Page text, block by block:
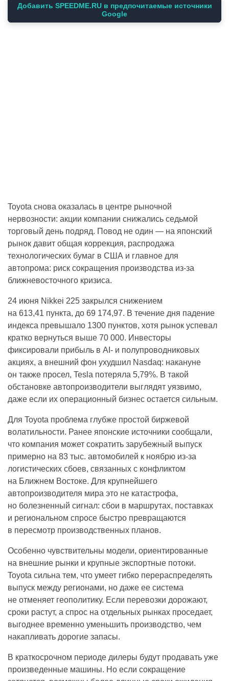
Добавить SPEEDME.RU в предпочитаемые источники
Google
Toyota снова оказалась в центре рыночной
нервозности: акции компании снижались седьмой
торговый день подряд. Повод не один — на японский
рынок давит общая коррекция, распродажа
технологических бумаг в США и главное для
автопрома: риск сокращения производства из-за
ближневосточного кризиса.
24 июня Nikkei 225 закрылся снижением
на 613,41 пункта, до 69 174,97. В течение дня падение
индекса превышало 1300 пунктов, хотя рынок успевал
кратко вернуться выше 70 000. Инвесторы
фиксировали прибыль в AI- и полупроводниковых
акциях, а внешний фон ухудшил Nasdaq: накануне
он также просел, Tesla потеряла 5,79%. В такой
обстановке автопроизводители выглядят уязвимо,
даже если их операционный бизнес остается сильным.
Для Toyota проблема глубже простой биржевой
волатильности. Ранее японские источники сообщали,
что компания может сократить зарубежный выпуск
примерно на 83 тыс. автомобилей к ноябрю из-за
логистических сбоев, связанных с конфликтом
на Ближнем Востоке. Для крупнейшего
автопроизводителя мира это не катастрофа,
но болезненный сигнал: сбои в маршрутах, поставках
и региональном спросе быстро превращаются
в пересмотр производственных планов.
Особенно чувствительны модели, ориентированные
на внешние рынки и крупные экспортные потоки.
Toyota сильна тем, что умеет гибко перераспределять
выпуск между регионами, но даже ее система
не отменяет геополитику. Если перевозки дорожают,
сроки растут, а спрос на отдельных рынках проседает,
выгоднее временно уменьшить производство, чем
накапливать дорогие запасы.
В краткосрочном периоде дилеры будут продавать уже
произведенные машины. Но если сокращение